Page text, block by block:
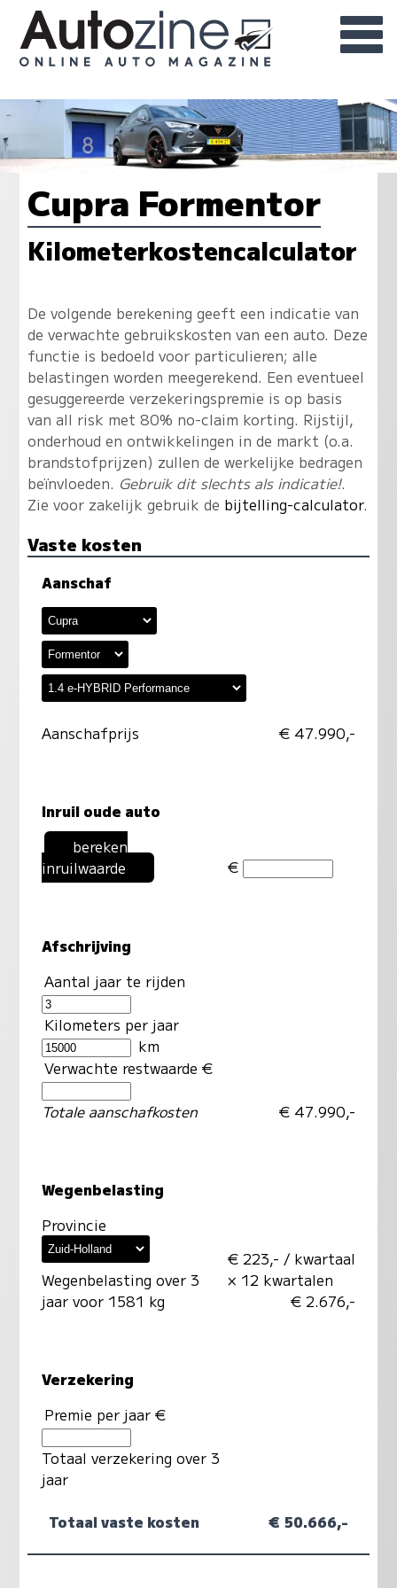
Cupra Formentor
Kilometerkostencalculator
De volgende berekening geeft een indicatie van
de verwachte gebruikskosten van een auto. Deze
functie is bedoeld voor particulieren; alle
belastingen worden meegerekend. Een eventueel
gesuggereerde verzekeringspremie is op basis
van all risk met 80% no-claim korting. Rijstijl,
onderhoud en ontwikkelingen in de markt (o.a.
brandstofprijzen) zullen de werkelijke bedragen
beïnvloeden. Gebruik dit slechts als indicatie!.
Zie voor zakelijk gebruik de bijtelling-calculator.
Vaste kosten
Aanschaf
Aanschafprijs € 47.990,-
Inruil oude auto
bereken
inruilwaarde
€
Afschrijving
Aantal jaar te rijden
Kilometers per jaar
km
Verwachte restwaarde €
Totale aanschafkosten € 47.990,-
Wegenbelasting
Provincie
Wegenbelasting over 3
jaar voor 1581 kg
€ 223,- / kwartaal
× 12 kwartalen
€ 2.676,-
Verzekering
Premie per jaar €
Totaal verzekering over 3
jaar
Totaal vaste kosten € 50.666,-